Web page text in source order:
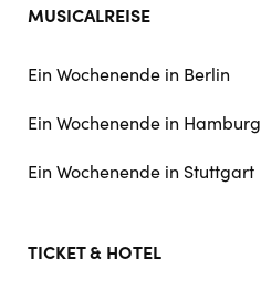
MUSICALREISE
Ein Wochenende in Berlin
Ein Wochenende in Hamburg
Ein Wochenende in Stuttgart
TICKET & HOTEL